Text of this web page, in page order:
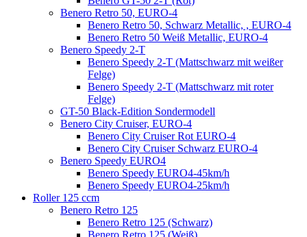
Benero Retro 50, EURO-4
Benero Retro 50, Schwarz Metallic, , EURO-4
Benero Retro 50 Weiß Metallic, EURO-4
Benero Speedy 2-T
Benero Speedy 2-T (Mattschwarz mit weißer
Felge)
Benero Speedy 2-T (Mattschwarz mit roter
Felge)
GT-50 Black-Edition Sondermodell
Benero City Cruiser, EURO-4
Benero City Cruiser Rot EURO-4
Benero City Cruiser Schwarz EURO-4
Benero Speedy EURO4
Benero Speedy EURO4-45km/h
Benero Speedy EURO4-25km/h
Roller 125 ccm
Benero Retro 125
Benero Retro 125 (Schwarz)